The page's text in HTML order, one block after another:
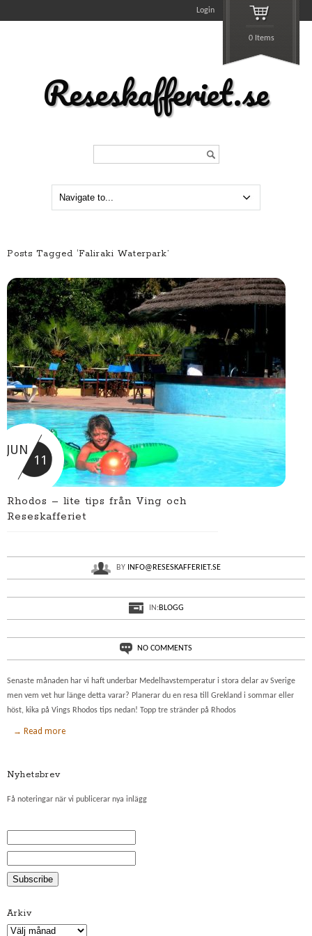
Login
0 Items
Reseskafferiet.se
Posts Tagged ‘Faliraki Waterpark’
JUN
11
Rhodos – lite tips från Ving och
Reseskafferiet
BY INFO@RESESKAFFERIET.SE
IN:BLOGG
NO COMMENTS
Senaste månaden har vi haft underbar Medelhavstemperatur i stora delar av Sverige
men vem vet hur länge detta varar? Planerar du en resa till Grekland i sommar eller
höst, kika på Vings Rhodos tips nedan! Topp tre stränder på Rhodos
→ Read more
Nyhetsbrev
Få noteringar när vi publicerar nya inlägg
Arkiv
Arkiv